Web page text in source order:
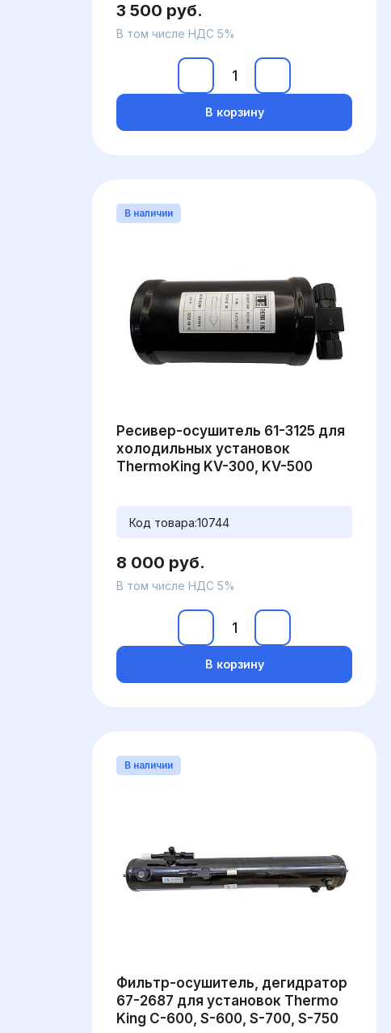
3 500 руб.
В том числе НДС 5%
В корзину
В наличии
Ресивер-осушитель 61-3125 для
холодильных установок
ThermoKing KV-300, KV-500
Код товара:10744
8 000 руб.
В том числе НДС 5%
В корзину
В наличии
Фильтр-осушитель, дегидратор
67-2687 для установок Thermo
King C-600, S-600, S-700, S-750